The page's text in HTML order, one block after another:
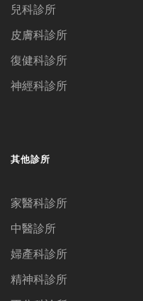
兒科診所
皮膚科診所
復健科診所
神經科診所
其他診所
家醫科診所
中醫診所
婦產科診所
精神科診所